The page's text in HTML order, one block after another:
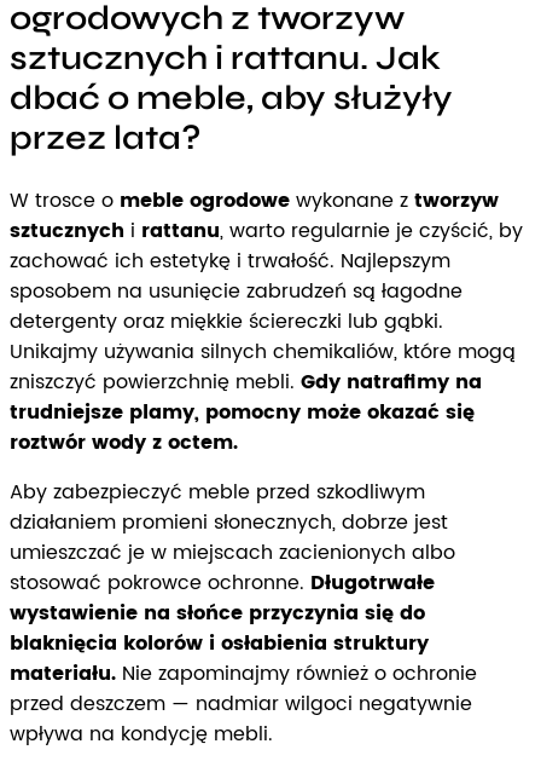
ogrodowych z tworzyw
sztucznych i rattanu. Jak
dbać o meble, aby służyły
przez lata?
W trosce o meble ogrodowewykonane ztworzyw
sztucznych i rattanu, warto regularnie je czyścić, by
zachować ich estetykę i trwałość. Najlepszym
sposobem na usunięcie zabrudzeń są łagodne
detergenty oraz miękkie ściereczki lub gąbki.
Unikajmy używania silnych chemikaliów, które mogą
zniszczyć powierzchnię mebli. Gdy natrafimy na
trudniejsze plamy, pomocny może okazać się
roztwór wody z octem.
Aby zabezpieczyć meble przed szkodliwym
działaniem promieni słonecznych, dobrze jest
umieszczać je w miejscach zacienionych albo
stosować pokrowce ochronne. Długotrwałe
wystawienie na słońce przyczynia się do
blaknięcia kolorów i osłabienia struktury
materiału. Nie zapominajmy również o ochronie
przed deszczem — nadmiar wilgoci negatywnie
wpływa na kondycję mebli.